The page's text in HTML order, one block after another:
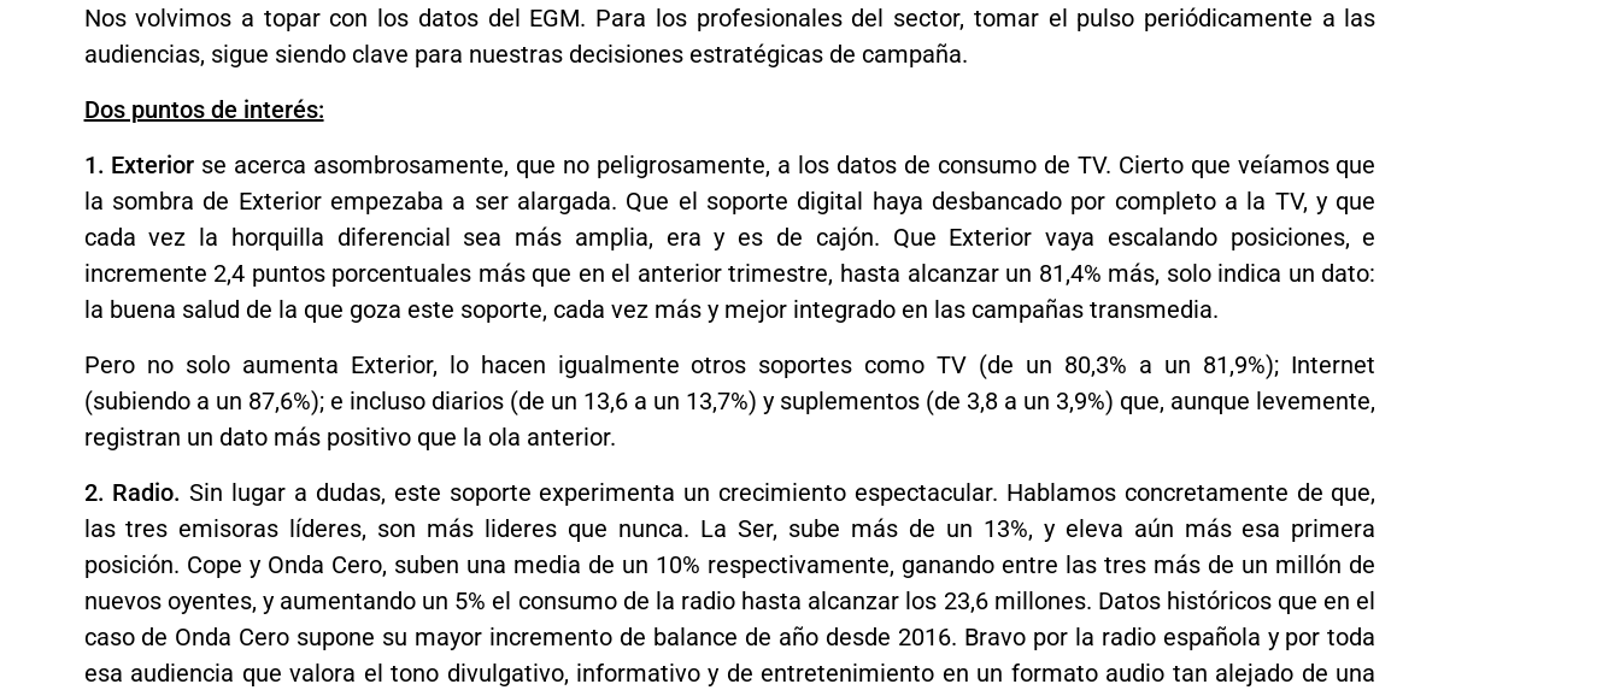
Nos volvimos a topar con los datos del EGM. Para los profesionales del sector, tomar el pulso periódicamente a las
audiencias, sigue siendo clave para nuestras decisiones estratégicas de campaña.
Dos puntos de interés:
1. Exterior se acerca asombrosamente, que no peligrosamente, a los datos de consumo de TV. Cierto que veíamos que
la sombra de Exterior empezaba a ser alargada. Que el soporte digital haya desbancado por completo a la TV, y que
cada vez la horquilla diferencial sea más amplia, era y es de cajón. Que Exterior vaya escalando posiciones, e
incremente 2,4 puntos porcentuales más que en el anterior trimestre, hasta alcanzar un 81,4% más, solo indica un dato:
la buena salud de la que goza este soporte, cada vez más y mejor integrado en las campañas transmedia.
Pero no solo aumenta Exterior, lo hacen igualmente otros soportes como TV (de un 80,3% a un 81,9%); Internet
(subiendo a un 87,6%); e incluso diarios (de un 13,6 a un 13,7%) y suplementos (de 3,8 a un 3,9%) que, aunque levemente,
registran un dato más positivo que la ola anterior.
2. Radio. Sin lugar a dudas, este soporte experimenta un crecimiento espectacular. Hablamos concretamente de que,
las tres emisoras líderes, son más lideres que nunca. La Ser, sube más de un 13%, y eleva aún más esa primera
posición. Cope y Onda Cero, suben una media de un 10% respectivamente, ganando entre las tres más de un millón de
nuevos oyentes, y aumentando un 5% el consumo de la radio hasta alcanzar los 23,6 millones. Datos históricos que en el
caso de Onda Cero supone su mayor incremento de balance de año desde 2016. Bravo por la radio española y por toda
esa audiencia que valora el tono divulgativo, informativo y de entretenimiento en un formato audio tan alejado de una